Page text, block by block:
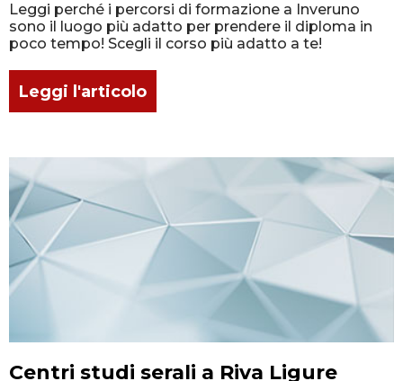
Leggi perché i percorsi di formazione a Inveruno
sono il luogo più adatto per prendere il diploma in
poco tempo! Scegli il corso più adatto a te!
Leggi l'articolo
Centri studi serali a Riva Ligure